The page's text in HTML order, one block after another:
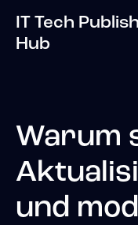
IT Tech Publish
Hub
Warum
und